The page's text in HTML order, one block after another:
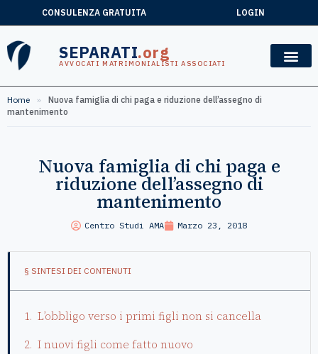
CONSULENZA GRATUITA LOGIN
SEPARATI.org
AVVOCATI MATRIMONIALISTI ASSOCIATI
Home »
Nuova famiglia di chi paga e riduzione dell’assegno di
mantenimento
Nuova famiglia di chi paga e
riduzione dell’assegno di
mantenimento
Centro Studi AMA Marzo 23, 2018
§ SINTESI DEI CONTENUTI
L’obbligo verso i primi figli non si cancella
I nuovi figli come fatto nuovo